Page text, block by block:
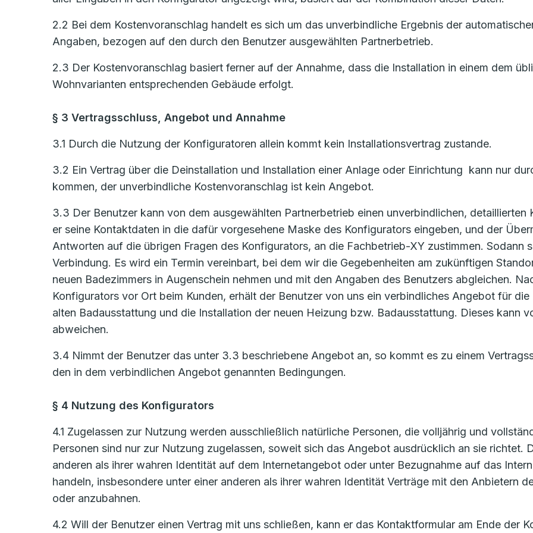
2.2 Bei dem Kostenvoranschlag handelt es sich um das unverbindliche Ergebnis der
Angaben, bezogen auf den durch den Benutzer ausgewählten Partnerbetrieb.
2.3 Der Kostenvoranschlag basiert ferner auf der Annahme, dass die Installation in einem dem
Wohnvarianten entsprechenden Gebäude erfolgt.
§ 3 Vertragsschluss, Angebot und Annahme
3.1 Durch die Nutzung der Konfiguratoren allein kommt kein Installationsvertrag zustande.
3.2 Ein Vertrag über die Deinstallation und Installation einer Anlage oder Einrichtung kann nur
kommen, der unverbindliche Kostenvoranschlag ist kein Angebot.
3.3 Der Benutzer kann von dem ausgewählten Partnerbetrieb einen unverbindlichen,
er seine Kontaktdaten in die dafür vorgesehene Maske des Konfigurators eingeben, und der
Antworten auf die übrigen Fragen des Konfigurators, an die Fachbetrieb-XY zustimmen. Sodann
Verbindung. Es wird ein Termin vereinbart, bei dem wir die Gegebenheiten am zukünftigen
neuen Badezimmers in Augenschein nehmen und mit den Angaben des Benutzers abgleichen.
Konfigurators vor Ort beim Kunden, erhält der Benutzer von uns ein verbindliches Angebot für
alten Badausstattung und die Installation der neuen Heizung bzw. Badausstattung. Dieses kann
abweichen.
3.4 Nimmt der Benutzer das unter 3.3 beschriebene Angebot an, so kommt es zu einem
den in dem verbindlichen Angebot genannten Bedingungen.
§ 4 Nutzung des Konfigurators
4.1 Zugelassen zur Nutzung werden ausschließlich natürliche Personen, die volljährig und
Personen sind nur zur Nutzung zugelassen, soweit sich das Angebot ausdrücklich an sie richtet.
anderen als ihrer wahren Identität auf dem Internetangebot oder unter Bezugnahme auf das
handeln, insbesondere unter einer anderen als ihrer wahren Identität Verträge mit den Anbietern
oder anzubahnen.
4.2 Will der Benutzer einen Vertrag mit uns schließen, kann er das Kontaktformular am Ende der